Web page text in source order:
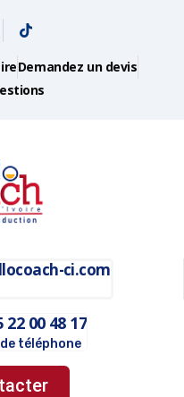
Demandez un devis
ci.com
22 00 48 17
téléphone